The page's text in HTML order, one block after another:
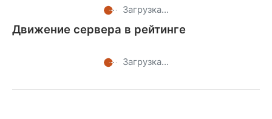
Загрузка...
Движение сервера в рейтинге
Загрузка...